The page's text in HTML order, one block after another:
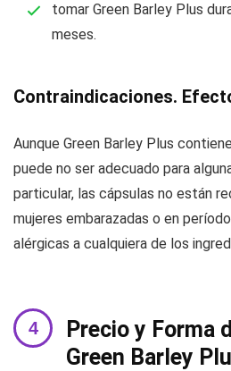
tomar Green Barley Plus
meses.
Contraindicaciones.
Aunque Green Barley Plus
puede no ser adecuado para
particular, las cápsulas no están
mujeres embarazadas o en
alérgicas a cualquiera de los
Precio y Forma
Green Barley